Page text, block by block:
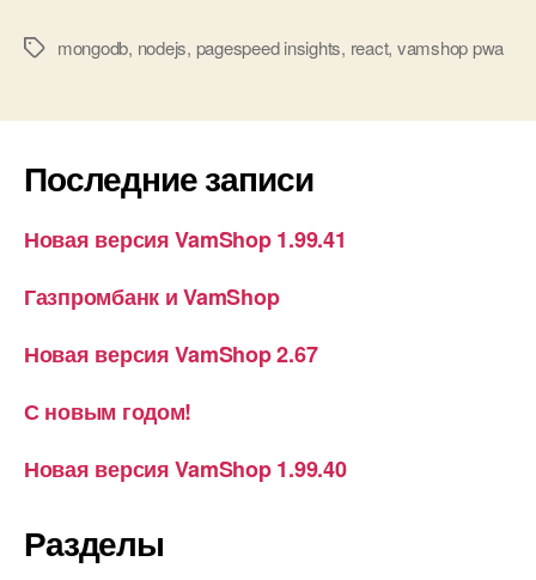
Меткиmongodb, nodejs, pagespeed insights, react, vamshop pwa
Последние записи
Новая версия VamShop 1.99.41
Газпромбанк и VamShop
Новая версия VamShop 2.67
С новым годом!
Новая версия VamShop 1.99.40
Разделы